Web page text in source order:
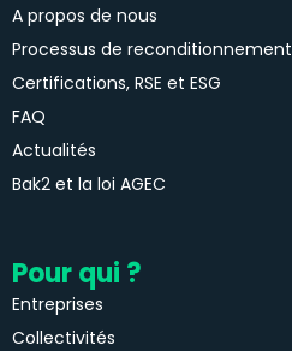
A propos de nous
Processus de reconditionnement
Certifications, RSE et ESG
FAQ
Actualités
Bak2 et la loi AGEC
Pour qui ?
Entreprises
Collectivités